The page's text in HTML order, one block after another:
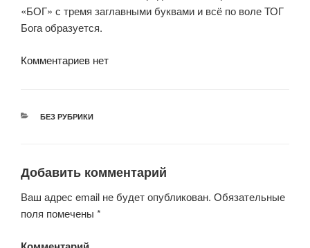
«БОГ» с тремя заглавными буквами и всё по воле ТОГ
Бога образуется.
Комментариев нет
РУБРИКИ
БЕЗ РУБРИКИ
Добавить комментарий
Ваш адрес email не будет опубликован. Обязательные
поля помечены *